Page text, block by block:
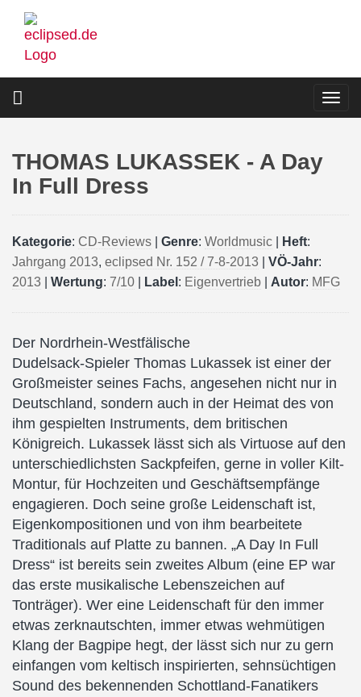
Direkt
zum
Inhalt
THOMAS LUKASSEK - A Day
In Full Dress
Kategorie: CD-Reviews Genre: Worldmusic Heft:
Jahrgang 2013, eclipsed Nr. 152 / 7-8-2013 VÖ-Jahr:
2013
Wertung: 7/10 Label : Eigenvertrieb Autor: MFG
Der Nordrhein-Westfälische
Dudelsack-Spieler Thomas Lukassek ist einer der
Großmeister seines Fachs, angesehen nicht nur in
Deutschland, sondern auch in der Heimat des von
ihm gespielten Instruments, dem britischen
Königreich. Lukassek lässt sich als Virtuose auf den
unterschiedlichsten Sackpfeifen, gerne in voller Kilt-
Montur, für Hochzeiten und Geschäftsempfänge
engagieren. Doch seine große Leidenschaft ist,
Eigenkompositionen und von ihm bearbeitete
Traditionals auf Platte zu bannen. „A Day In Full
Dress“ ist bereits sein zweites Album (eine EP war
das erste musikalische Lebenszeichen auf
Tonträger). Wer eine Leidenschaft für den immer
etwas zerknautschten, immer etwas wehmütigen
Klang der Bagpipe hegt, der lässt sich nur zu gern
einfangen vom keltisch inspirierten, sehnsüchtigen
Sound des bekennenden Schottland-Fanatikers